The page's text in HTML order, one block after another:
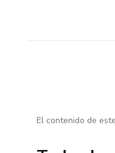
El contenido de